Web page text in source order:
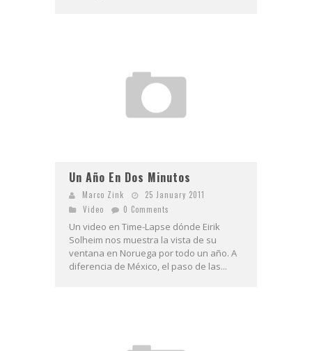
Un Año En Dos Minutos
Marco Zink
25 January 2011
Video
0 Comments
Un video en Time-Lapse dónde Eirik
Solheim nos muestra la vista de su
ventana en Noruega por todo un año. A
diferencia de México, el paso de las...